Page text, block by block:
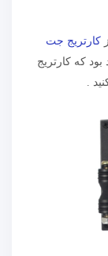
کارتریج جت
که کارتریج
.